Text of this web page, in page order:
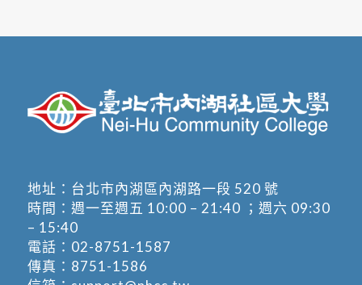
地址： 台北市內湖區內湖路一段 520 號
時間：週一至週五 10:00 – 21:40 ；週六 09:30
– 15:40
電話： 02-8751-1587
傳真：8751-1586